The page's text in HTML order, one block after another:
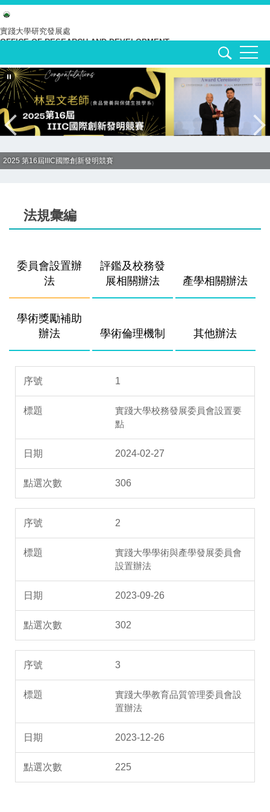
跳
到
主
內
容
區
實踐大學研究發展處
OFFICE OF RESEARCH AND DEVELOPMENT
2025 第16屆IIIC國際創新發明競賽
法規彙編
委員會設置辦
法
評鑑及校務發
展相關辦法
產學相關辦法
學術獎勵補助
辦法
學術倫理機制 其他辦法
1
實踐大學校務發展委員會設置要
點
2024-02-27
306
2
實踐大學學術與產學發展委員會
設置辦法
2023-09-26
302
3
實踐大學教育品質管理委員會設
置辦法
2023-12-26
225